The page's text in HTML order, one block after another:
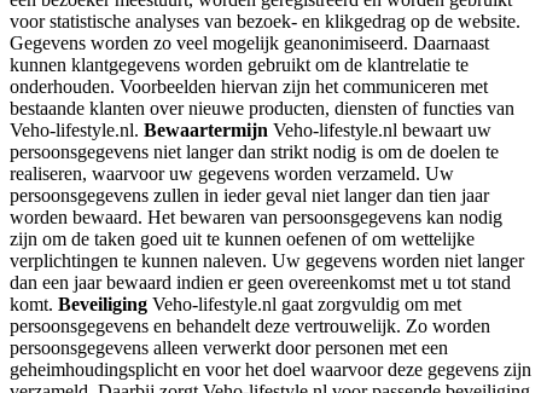
voor statistische analyses van bezoek- en klikgedrag op de website.
Gegevens worden zo veel mogelijk geanonimiseerd. Daarnaast
kunnen klantgegevens worden gebruikt om de klantrelatie te
onderhouden. Voorbeelden hiervan zijn het communiceren met
bestaande klanten over nieuwe producten, diensten of functies van
Veho-lifestyle.nl. Bewaartermijn Veho-lifestyle.nl bewaart uw
persoonsgegevens niet langer dan strikt nodig is om de doelen te
realiseren, waarvoor uw gegevens worden verzameld. Uw
persoonsgegevens zullen in ieder geval niet langer dan tien jaar
worden bewaard. Het bewaren van persoonsgegevens kan nodig
zijn om de taken goed uit te kunnen oefenen of om wettelijke
verplichtingen te kunnen naleven. Uw gegevens worden niet langer
dan een jaar bewaard indien er geen overeenkomst met u tot stand
komt. Beveiliging Veho-lifestyle.nl gaat zorgvuldig om met
persoonsgegevens en behandelt deze vertrouwelijk. Zo worden
persoonsgegevens alleen verwerkt door personen met een
geheimhoudingsplicht en voor het doel waarvoor deze gegevens zijn